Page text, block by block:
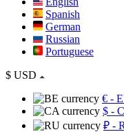
Spanish
German
Russian
Portuguese
$ USD
€ -
$ -
₽ -